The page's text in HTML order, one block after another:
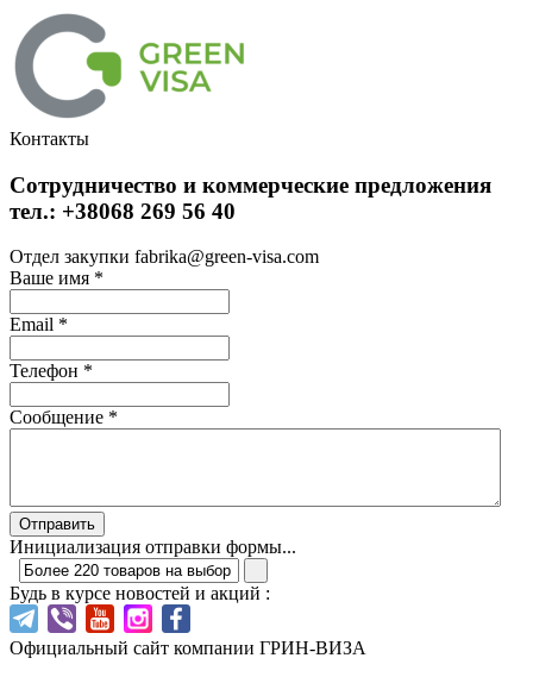
Контакты
Сотрудничество и коммерческие предложения
тел.: +38068 269 56 40
Отдел закупки fabrika@green-visa.com
Ваше имя *
Email *
Телефон *
Сообщение *
Отправить
Инициализация отправки формы...
Будь в курсе новостей и акций :
Официальный сайт компании ГРИН-ВИЗА